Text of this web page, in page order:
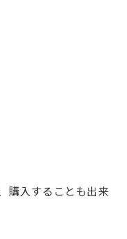
購入することも出来